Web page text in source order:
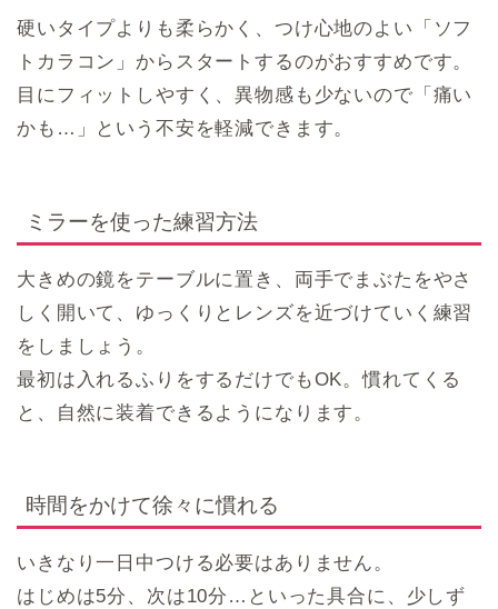
硬いタイプよりも柔らかく、つけ心地のよい「ソフ
トカラコン」からスタートするのがおすすめです。
目にフィットしやすく、異物感も少ないので「痛い
かも…」という不安を軽減できます。
ミラーを使った練習方法
大きめの鏡をテーブルに置き、両手でまぶたをやさ
しく開いて、ゆっくりとレンズを近づけていく練習
をしましょう。
最初は入れるふりをするだけでもOK。慣れてくる
と、自然に装着できるようになります。
時間をかけて徐々に慣れる
いきなり一日中つける必要はありません。
はじめは5分、次は10分…といった具合に、少しず